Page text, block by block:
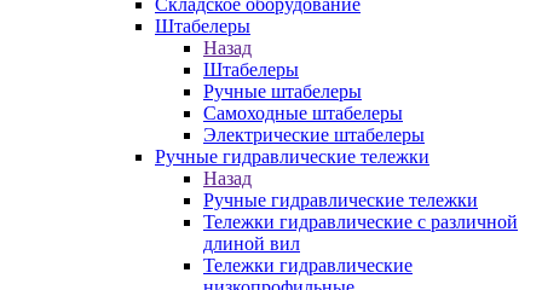
Складское оборудование
Штабелеры
Назад
Штабелеры
Ручные штабелеры
Самоходные штабелеры
Электрические штабелеры
Ручные гидравлические тележки
Назад
Ручные гидравлические тележки
Тележки гидравлические с различной
длиной вил
Тележки гидравлические